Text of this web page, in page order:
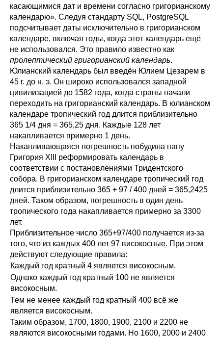
касающимися дат и времени согласно григорианскому
календарю». Следуя стандарту SQL, PostgreSQL
подсчитывает даты исключительно в григорианском
календаре, включая годы, когда этот календарь ещё
не использовался. Это правило известно как
пролептический григорианский календарь.
Юлианский календарь был введён Юлием Цезарем в
45 г. до н. э. Он широко использовался западной
цивилизацией до 1582 года, когда страны начали
переходить на григорианский календарь. В юлианском
календаре тропический год длится приблизительно
365 1/4 дня = 365,25 дня. Каждые 128 лет
накапливается примерно 1 день.
Накапливающаяся погрешность побудила папу
Григория XIII реформировать календарь в
соответствии с постановлениями Тридентского
собора. В григорианском календаре тропический год
длится приблизительно 365 + 97 / 400 дней = 365,2425
дней. Таком образом, погрешность в один день
тропического года накапливается примерно за 3300
лет.
Приблизительное число 365+97/400 получается из-за
того, что из каждых 400 лет 97 високосные. При этом
действуют следующие правила:
Каждый год кратный 4 является високосным.
Однако каждый год кратный 100 не является
високосным.
Тем не менее каждый год кратный 400 всё же
является високосным.
Таким образом, 1700, 1800, 1900, 2100 и 2200 не
являются високосными годами. Но 1600, 2000 и 2400